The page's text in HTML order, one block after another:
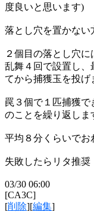
度良いと思います)
落とし穴を置かない
２個目の落とし穴
乱舞４回で設置し、
てから捕獲玉を投げ
罠３個で１匹捕獲で
のことを繰り返しま
平均８分くらいでお
失敗したらリタ推奨
03/30 06:00
[CA3C]
[削除][編集]